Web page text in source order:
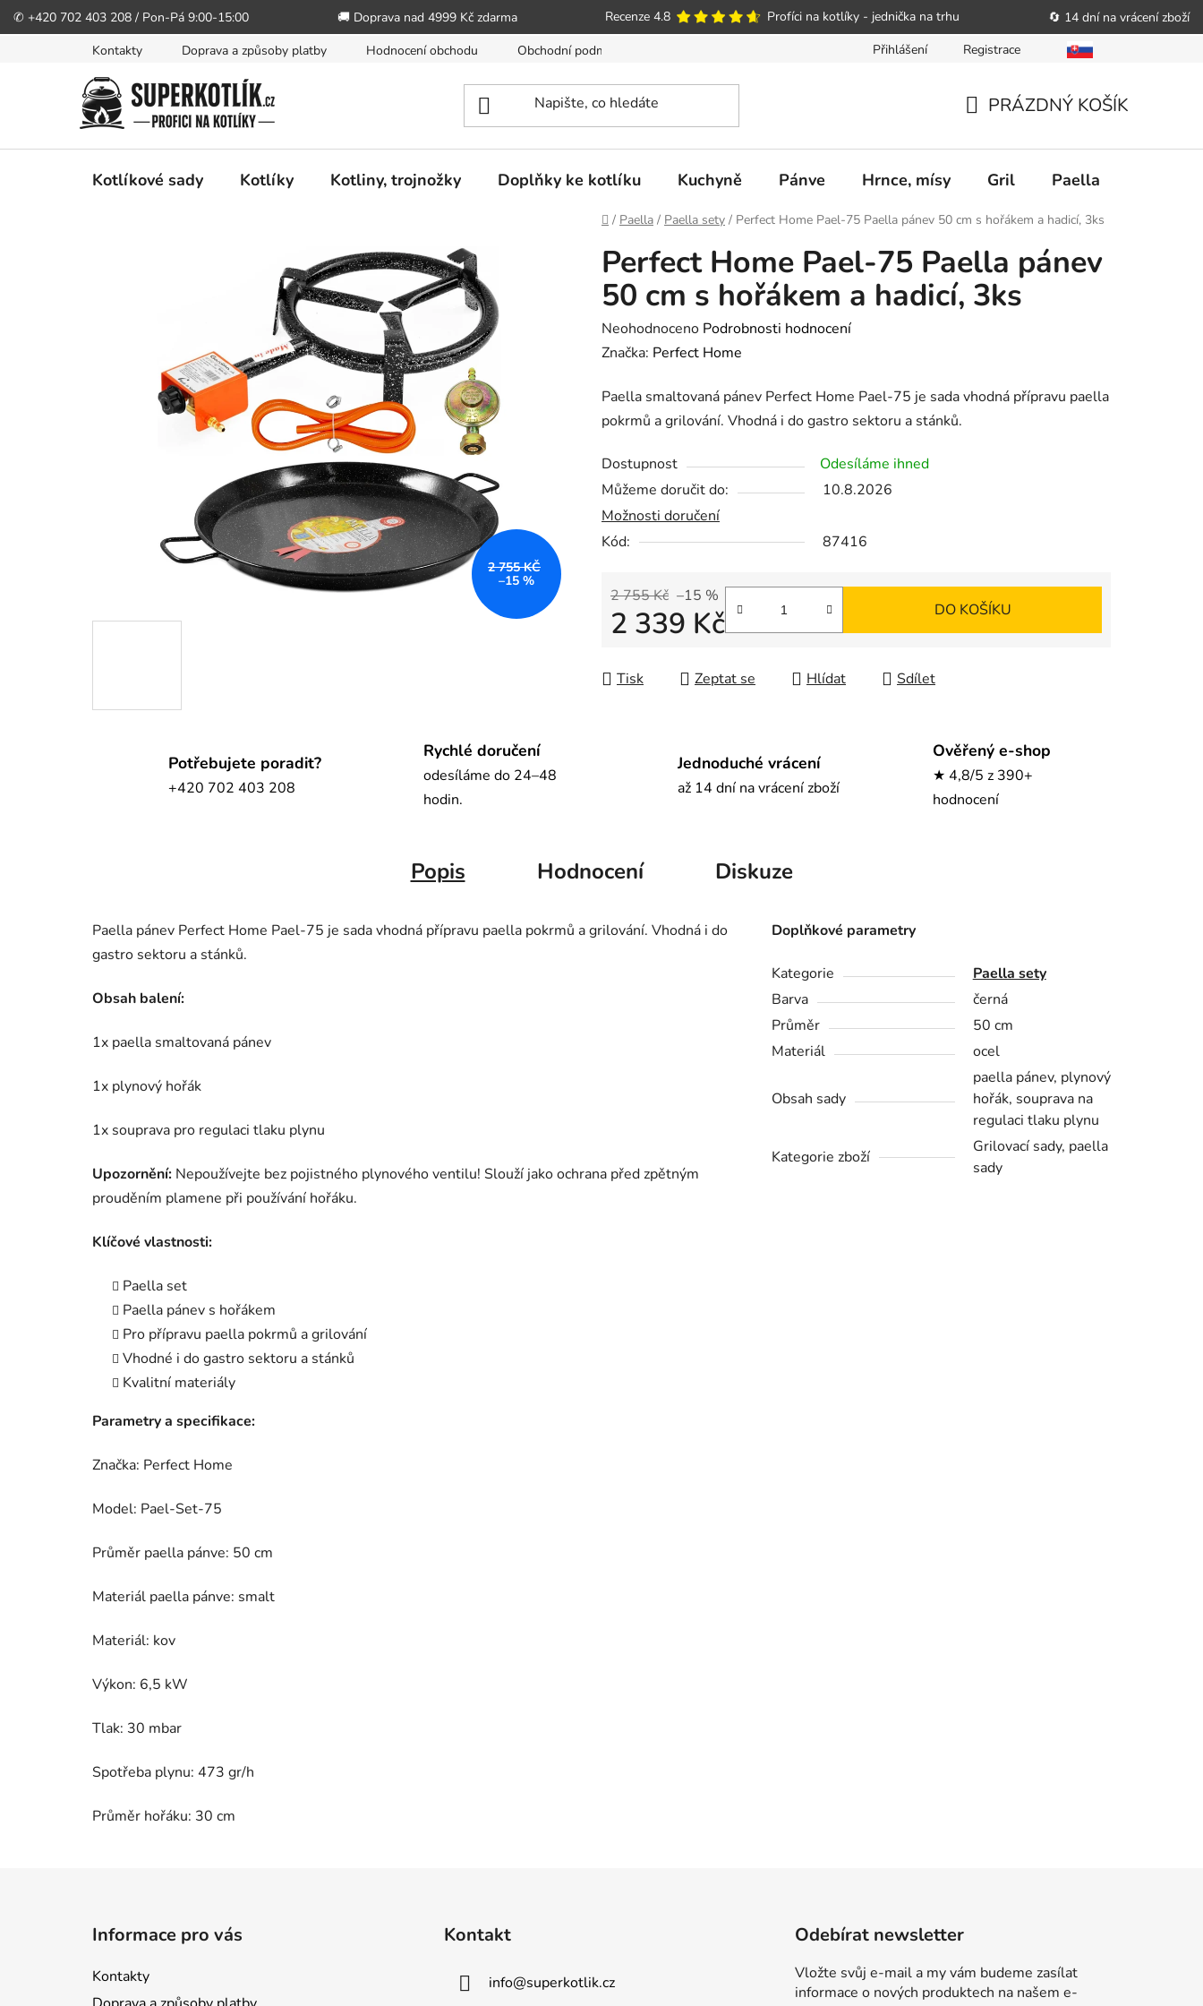
✆ +420 702 403 208 / Pon-Pá 9:00-15:00 🚚 Doprava nad 4999 Kč zdarma Recenze 4.8 Profíci na kotlíky - jednička na trhu 🔄 14 dní na vrácení zboží
Kontakty Doprava a způsoby platby Hodnocení obchodu Obchodní podmínky Poučení o právu spotřebitele podat obchodníkovi žádost o nápravu Reklamační řád
Přihlášení Registrace
KOŠÍK
PRÁZDNÝ KOŠÍK
Kotlíkové sady Kotlíky Kotliny, trojnožky Doplňky ke kotlíku Kuchyně Pánve Hrnce, mísy Gril Paella
Domů
/ Paella / Paella sety / Perfect Home Pael-75 Paella pánev 50 cm s hořákem a hadicí, 3ks
Perfect Home Pael-75 Paella pánev
50 cm s hořákem a hadicí, 3ks
Průměrné
hodnocení
je
0,0
5
hvězdiček.
Neohodnoceno Podrobnosti hodnocení
Značka: Perfect Home
Paella smaltovaná pánev Perfect Home Pael-75 je sada vhodná přípravu paella
pokrmů a grilování. Vhodná i do gastro sektoru a stánků.
Dostupnost
Odesíláme ihned
Můžeme doručit do:
10.8.2026
Možnosti doručení
Kód:
87416
2 755 Kč –15 %
2 339 Kč DO KOŠÍKU
Tisk Zeptat se Hlídat Sdílet
2 755 KČ
–15 %
Potřebujete poradit?
+420 702 403 208
Rychlé doručení
odesíláme do 24–48
hodin.
Jednoduché vrácení
až 14 dní na vrácení zboží
Ověřený e-shop
★ 4,8/5 z 390+
hodnocení
Popis Hodnocení Diskuze
Paella pánev Perfect Home Pael-75 je sada vhodná přípravu paella pokrmů a grilování. Vhodná i do
gastro sektoru a stánků.
Obsah balení:
1x paella smaltovaná pánev
1x plynový hořák
1x souprava pro regulaci tlaku plynu
Upozornění: Nepoužívejte bez pojistného plynového ventilu! Slouží jako ochrana před zpětným
prouděním plamene při používání hořáku.
Klíčové vlastnosti:
Paella set
Paella pánev s hořákem
Pro přípravu paella pokrmů a grilování
Vhodné i do gastro sektoru a stánků
Kvalitní materiály
Parametry a specifikace:
Značka: Perfect Home
Model: Pael-Set-75
Průměr paella pánve: 50 cm
Materiál paella pánve: smalt
Materiál: kov
Výkon: 6,5 kW
Tlak: 30 mbar
Spotřeba plynu: 473 gr/h
Průměr hořáku: 30 cm
Doplňkové parametry
Kategorie
Paella sety
Barva
černá
Průměr
50 cm
Materiál
ocel
Obsah sady
paella pánev, plynový
hořák, souprava na
regulaci tlaku plynu
Kategorie zboží
Grilovací sady, paella
sady
Informace pro vás
Kontakty
Kontakt
info@superkotlik.cz
Odebírat newsletter
Vložte svůj e-mail a my vám budeme zasílat
informace o nových produktech na našem e-